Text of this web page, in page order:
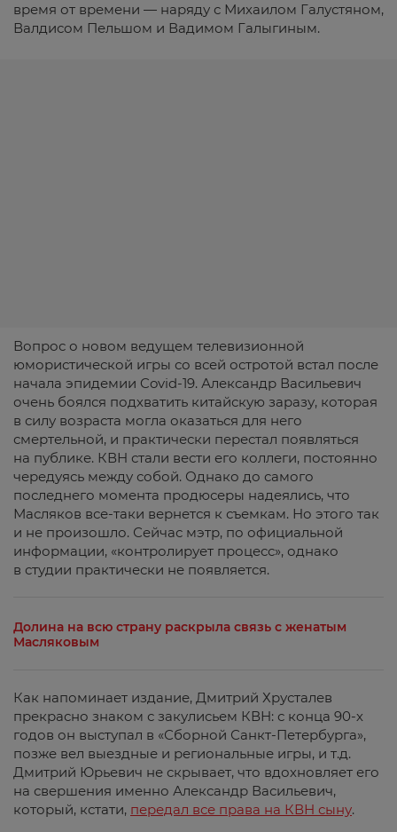
время от времени — наряду с Михаилом Галустяном,
Валдисом Пельшом и Вадимом Галыгиным.
Вопрос о новом ведущем телевизионной
юмористической игры со всей остротой встал после
начала эпидемии Covid-19. Александр Васильевич
очень боялся подхватить китайскую заразу, которая
в силу возраста могла оказаться для него
смертельной, и практически перестал появляться
на публике. КВН стали вести его коллеги, постоянно
чередуясь между собой. Однако до самого
последнего момента продюсеры надеялись, что
Масляков все-таки вернется к съемкам. Но этого так
и не произошло. Сейчас мэтр, по официальной
информации, «контролирует процесс», однако
в студии практически не появляется.
Долина на всю страну раскрыла связь с женатым
Масляковым
Как напоминает издание, Дмитрий Хрусталев
прекрасно знаком с закулисьем КВН: с конца 90-х
годов он выступал в «Сборной Санкт-Петербурга»,
позже вел выездные и региональные игры, и т.д.
Дмитрий Юрьевич не скрывает, что вдохновляет его
на свершения именно Александр Васильевич,
который, кстати, передал все права на КВН сыну.